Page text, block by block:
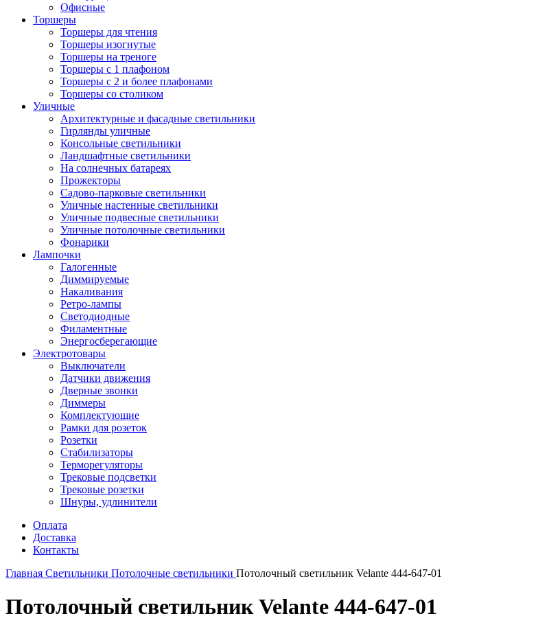
Офисные
Торшеры
Торшеры для чтения
Торшеры изогнутые
Торшеры на треноге
Торшеры с 1 плафоном
Торшеры с 2 и более плафонами
Торшеры со столиком
Уличные
Архитектурные и фасадные светильники
Гирлянды уличные
Консольные светильники
Ландшафтные светильники
На солнечных батареях
Прожекторы
Садово-парковые светильники
Уличные настенные светильники
Уличные подвесные светильники
Уличные потолочные светильники
Фонарики
Лампочки
Галогенные
Диммируемые
Накаливания
Ретро-лампы
Светодиодные
Филаментные
Энергосберегающие
Электротовары
Выключатели
Датчики движения
Дверные звонки
Диммеры
Комплектующие
Рамки для розеток
Розетки
Стабилизаторы
Терморегуляторы
Трековые подсветки
Трековые розетки
Шнуры, удлинители
Оплата
Доставка
Контакты
Главная Светильники Потолочные светильники Потолочный светильник Velante 444-647-01
Потолочный светильник Velante 444-647-01